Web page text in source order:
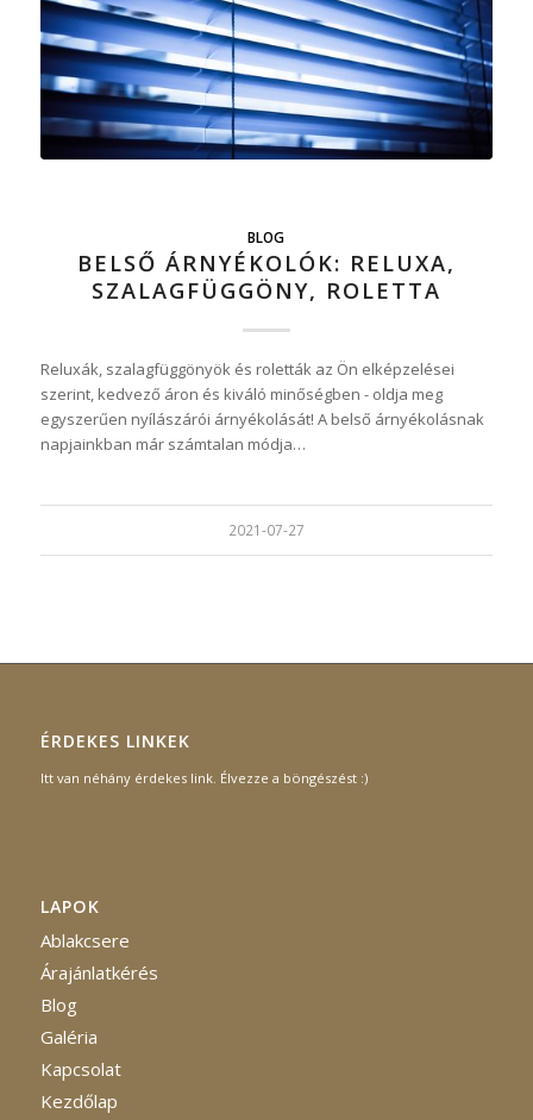
BLOG
BELSŐ ÁRNYÉKOLÓK: RELUXA,
SZALAGFÜGGÖNY, ROLETTA
Reluxák, szalagfüggönyök és roletták az Ön elképzelései
szerint, kedvező áron és kiváló minőségben - oldja meg
egyszerűen nyílászárói árnyékolását! A belső árnyékolásnak
napjainkban már számtalan módja…
2021-07-27
ÉRDEKES LINKEK
Itt van néhány érdekes link. Élvezze a böngészést :)
LAPOK
Ablakcsere
Árajánlatkérés
Blog
Galéria
Kapcsolat
Kezdőlap